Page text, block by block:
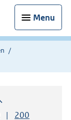
Menu
op:
per pagina
resultaten per
Toon
200